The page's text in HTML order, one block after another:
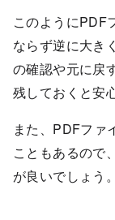
このようにPDF
ならず逆に大き
の確認や元に戻
残しておくと安
また、PDFファ
こともあるので
が良いでしょう。